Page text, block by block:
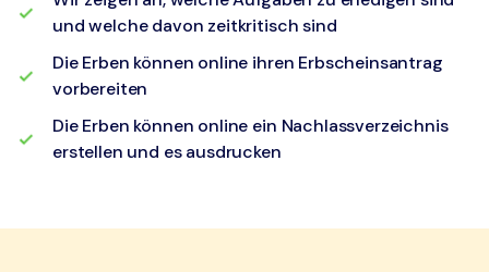
und welche davon zeitkritisch sind
Die Erben können online ihren Erbscheinsantrag
vorbereiten
Die Erben können online ein Nachlassverzeichnis
erstellen und es ausdrucken